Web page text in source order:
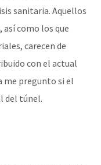
sanitaria. Aquellos
así como los que
carecen de
con el actual
me pregunto si el
del túnel.